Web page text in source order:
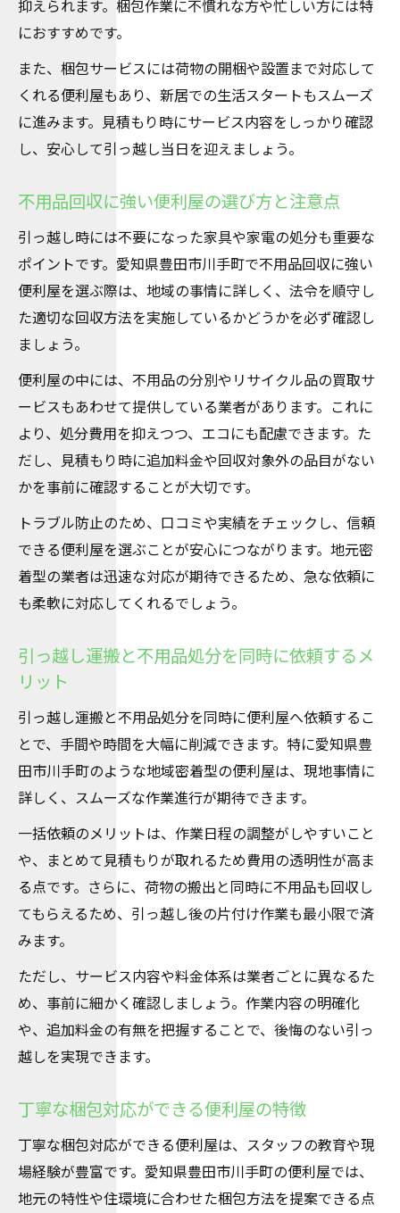
抑えられます。梱包作業に不慣れな方や忙しい方には特
におすすめです。
また、梱包サービスには荷物の開梱や設置まで対応して
くれる便利屋もあり、新居での生活スタートもスムーズ
に進みます。見積もり時にサービス内容をしっかり確認
し、安心して引っ越し当日を迎えましょう。
不用品回収に強い便利屋の選び方と注意点
引っ越し時には不要になった家具や家電の処分も重要な
ポイントです。愛知県豊田市川手町で不用品回収に強い
便利屋を選ぶ際は、地域の事情に詳しく、法令を順守し
た適切な回収方法を実施しているかどうかを必ず確認し
ましょう。
便利屋の中には、不用品の分別やリサイクル品の買取サ
ービスもあわせて提供している業者があります。これに
より、処分費用を抑えつつ、エコにも配慮できます。た
だし、見積もり時に追加料金や回収対象外の品目がない
かを事前に確認することが大切です。
トラブル防止のため、口コミや実績をチェックし、信頼
できる便利屋を選ぶことが安心につながります。地元密
着型の業者は迅速な対応が期待できるため、急な依頼に
も柔軟に対応してくれるでしょう。
引っ越し運搬と不用品処分を同時に依頼するメ
リット
引っ越し運搬と不用品処分を同時に便利屋へ依頼するこ
とで、手間や時間を大幅に削減できます。特に愛知県豊
田市川手町のような地域密着型の便利屋は、現地事情に
詳しく、スムーズな作業進行が期待できます。
一括依頼のメリットは、作業日程の調整がしやすいこと
や、まとめて見積もりが取れるため費用の透明性が高ま
る点です。さらに、荷物の搬出と同時に不用品も回収し
てもらえるため、引っ越し後の片付け作業も最小限で済
みます。
ただし、サービス内容や料金体系は業者ごとに異なるた
め、事前に細かく確認しましょう。作業内容の明確化
や、追加料金の有無を把握することで、後悔のない引っ
越しを実現できます。
丁寧な梱包対応ができる便利屋の特徴
丁寧な梱包対応ができる便利屋は、スタッフの教育や現
場経験が豊富です。愛知県豊田市川手町の便利屋では、
地元の特性や住環境に合わせた梱包方法を提案できる点